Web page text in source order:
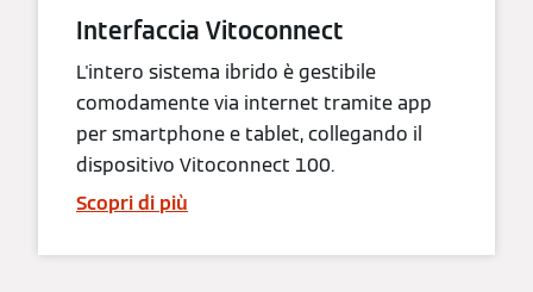
Interfaccia Vitoconnect
L'intero sistema ibrido è gestibile
comodamente via internet tramite app
per smartphone e tablet, collegando il
dispositivo Vitoconnect 100.
Scopri di più